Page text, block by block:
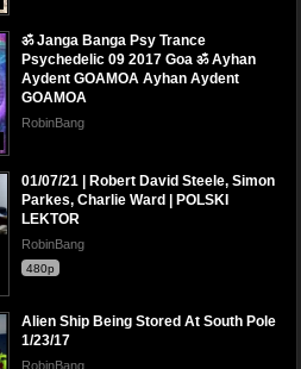
ॐ Janga Banga Psy Trance
Psychedelic 09 2017 Goa ॐ Ayhan
Aydent GOAMOA Ayhan Aydent
GOAMOA
RobinBang
01/07/21 | Robert David Steele, Simon
Parkes, Charlie Ward | POLSKI
LEKTOR
RobinBang
480p
Alien Ship Being Stored At South Pole
1/23/17
RobinBang